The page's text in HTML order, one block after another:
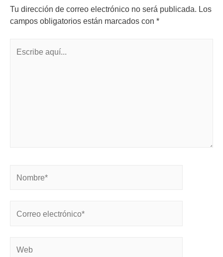
Tu dirección de correo electrónico no será publicada. Los
campos obligatorios están marcados con *